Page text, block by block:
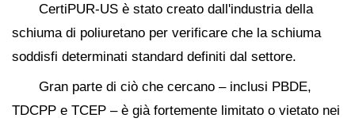
CertiPUR-US è stato creato dall'industria della
schiuma di poliuretano per verificare che la schiuma
soddisfi determinati standard definiti dal settore.
Gran parte di ciò che cercano – inclusi PBDE,
TDCPP e TCEP – è già fortemente limitato o vietato nei